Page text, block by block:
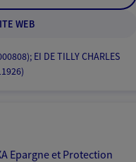
WEB
EI DE TILLY CHARLES
Epargne et Protection